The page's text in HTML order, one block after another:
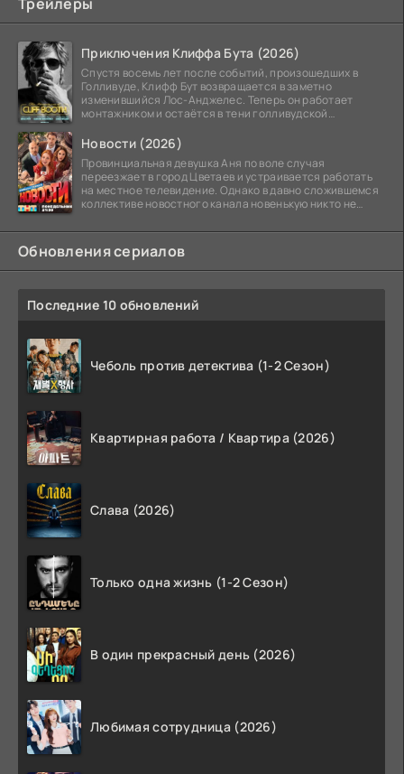
Трейлеры
Приключения Клиффа Бута (2026)
Спустя восемь лет после событий, произошедших в
Голливуде, Клифф Бут возвращается в заметно
изменившийся Лос-Анджелес. Теперь он работает
монтажником и остаётся в тени голливудской
Новости (2026)
Провинциальная девушка Аня по воле случая
переезжает в город Цветаев и устраивается работать
на местное телевидение. Однако в давно сложившемся
коллективе новостного канала новенькую никто не
Обновления сериалов
Последние 10 обновлений
Чеболь против детектива (1-2 Сезон)
Квартирная работа / Квартира (2026)
Слава (2026)
Только одна жизнь (1-2 Сезон)
В один прекрасный день (2026)
Любимая сотрудница (2026)